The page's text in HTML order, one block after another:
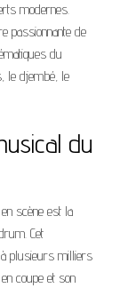
modernes.
passionnante de
du
le djembé, le
du
scène est la
Cet
plusieurs milliers
coupe et son